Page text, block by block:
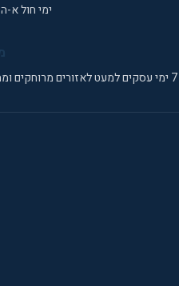
ימי חול א-ה 09:00-17:00